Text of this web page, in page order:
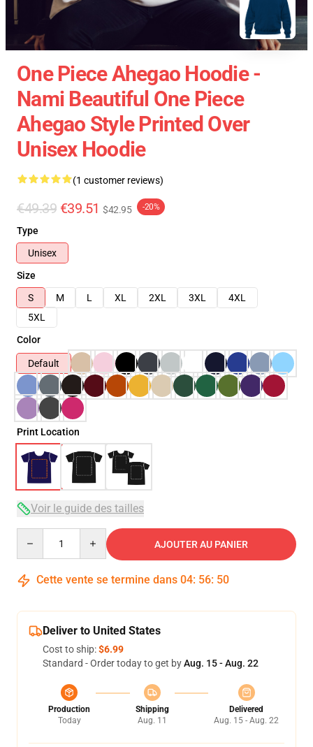
One Piece Ahegao Hoodie -
Nami Beautiful One Piece
Ahegao Style Printed Over
Unisex Hoodie
(1 customer reviews)
€49.39 €39.51 $42.95 -20%
Type
Unisex
Size
S
M L XL 2XL 3XL
4XL
5XL
Color
Default
Print Location
Voir le guide des tailles
AJOUTER AU PANIER
Cette vente se termine dans 04: 56: 49
Deliver to United States
Cost to ship:$6.99
Standard - Order today to get byAug. 15 - Aug. 22
Production
Today
Shipping
Aug. 11
Delivered
Aug. 15 - Aug. 22